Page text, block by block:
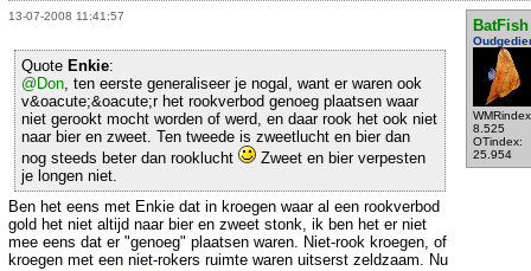
13-07-2008 11:41:57
BatFish
8.525
OTindex:
25.954
Quote Enkie:
@Don, ten eerste generaliseer je nogal, want er waren ook
v&oacute;&oacute;r het rookverbod genoeg plaatsen waar
niet gerookt mocht worden of werd, en daar rook het ook niet
naar bier en zweet. Ten tweede is zweetlucht en bier dan
nog steeds beter dan rooklucht
Zweet en bier verpesten
je longen niet.
Ben het eens met Enkie dat in kroegen waar al een rookverbod
gold het niet altijd naar bier en zweet stonk, ik ben het er niet
mee eens dat er "genoeg" plaatsen waren. Niet-rook kroegen, of
kroegen met een niet-rokers ruimte waren uitserst zeldzaam. Nu